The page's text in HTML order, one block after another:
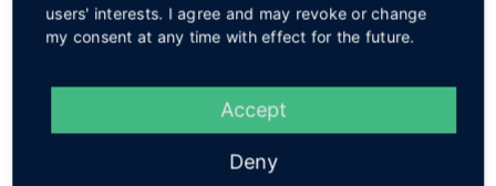
Social
users' interests. I agree and may revoke or change
my consent at any time with effect for the future.
Accept
Deny